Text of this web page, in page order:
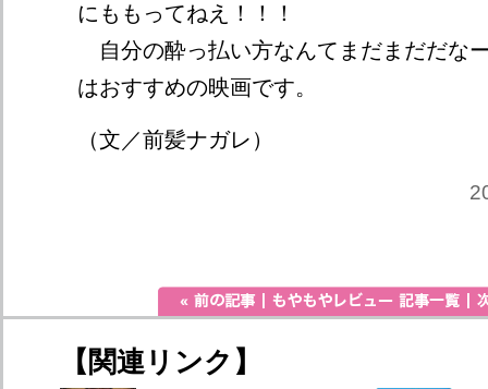
にももってねえ！！！
自分の酔っ払い方なんてまだまだだな
はおすすめの映画です。
（文／前髪ナガレ）
【関連リンク】